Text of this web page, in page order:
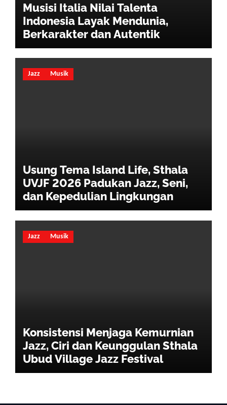
Musisi Italia Nilai Talenta
Indonesia Layak Mendunia,
Berkarakter dan Autentik
Jazz Musik
Usung Tema Island Life, Sthala
UVJF 2026 Padukan Jazz, Seni,
dan Kepedulian Lingkungan
Jazz Musik
Konsistensi Menjaga Kemurnian
Jazz, Ciri dan Keunggulan Sthala
Ubud Village Jazz Festival